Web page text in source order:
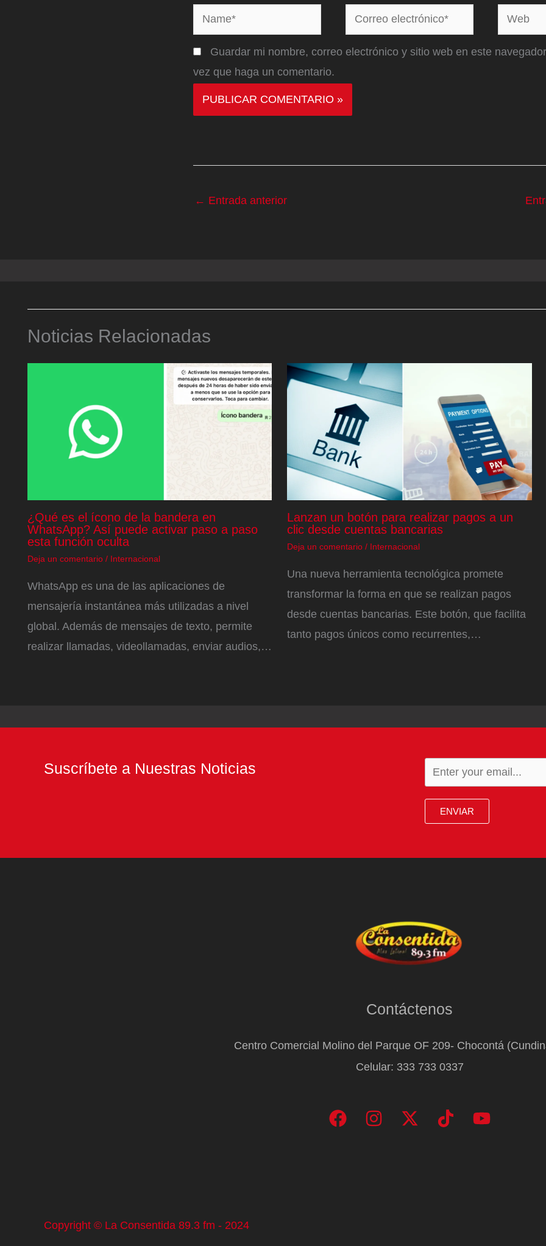
Name*
Correo
electrónico*
Web
Guardar mi nombre, correo electrónico y sitio web en este
vez que haga un comentario.
← Entrada anterior
Noticias Relacionadas
¿Qué es el ícono de la bandera en
WhatsApp? Así puede activar paso a paso
esta función oculta
Deja un comentario / Internacional
WhatsApp es una de las aplicaciones de
mensajería instantánea más utilizadas a nivel
global. Además de mensajes de texto, permite
realizar llamadas, videollamadas, enviar audios,…
Lanzan un botón para realizar pagos a un
clic desde cuentas bancarias
Deja un comentario / Internacional
Una nueva herramienta tecnológica promete
transformar la forma en que se realizan pagos
desde cuentas bancarias. Este botón, que facilita
tanto pagos únicos como recurrentes,…
Suscríbete a Nuestras Noticias
ENVIAR
Contáctenos
Centro Comercial Molino del Parque OF 209- Chocontá
Celular: 333 733 0337
Copyright © La Consentida 89.3 fm - 2024